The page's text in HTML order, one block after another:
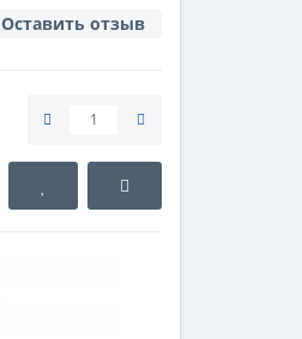
Оставить отзыв